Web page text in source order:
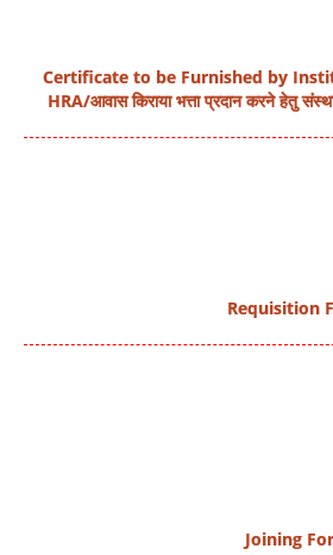
Certificate to be Furnished by
HRA/आवास किराया भत्ता प्रदान करने हेतु संस्थान
Requisition
Joining